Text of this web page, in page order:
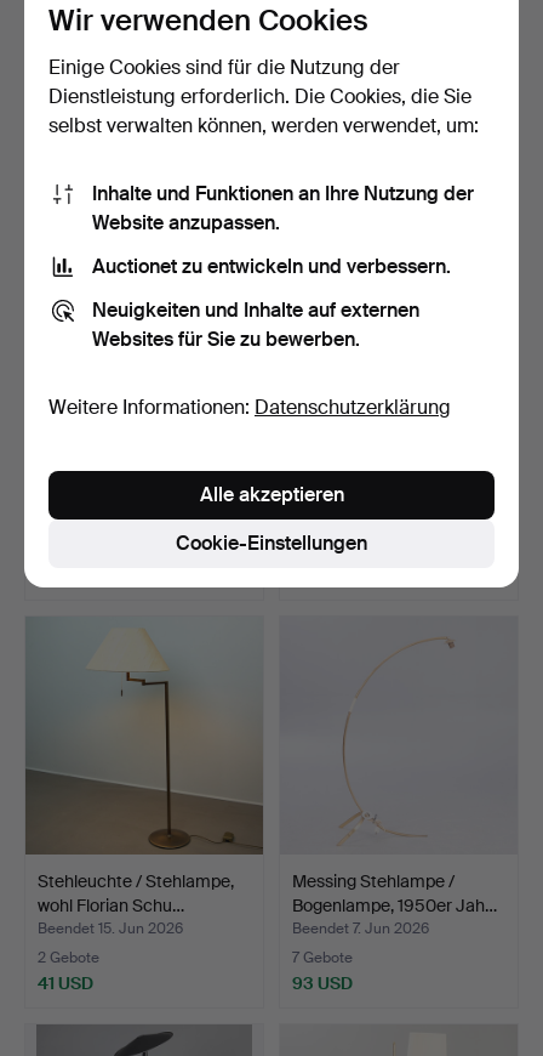
FLORIAN SCHULZ. IM STIL
VON. Stehlampe / L…
Beendet 19. Jun 2026
Space Age Sputnik
Stehlampe aus den 1960er.
Beendet 17. Jun 2026
Temde. Stehlampe,
Beendet 17. Jun 2026
Bubble
Stehleuchte/Stehlampe
von Kare Desi…
Beendet 17. Jun 2026
13 Gebote
Stehleuchte / Stehlampe,
wohl Florian Schu…
Beendet 15. Jun 2026
2 Gebote
41 USD
Messing Stehlampe /
Bogenlampe, 1950er Jah…
Beendet 7. Jun 2026
7 Gebote
93 USD
Wir verwenden Cookies
Einige Cookies sind für die Nutzung der
Dienstleistung erforderlich. Die Cookies, die Sie
selbst verwalten können, werden verwendet, um:
Inhalte und Funktionen an Ihre Nutzung der
Website anzupassen.
Auctionet zu entwickeln und verbessern.
Neuigkeiten und Inhalte auf externen
Websites für Sie zu bewerben.
Weitere Informationen: Datenschutzerklärung
Cookie-Einstellungen
Alle akzeptieren